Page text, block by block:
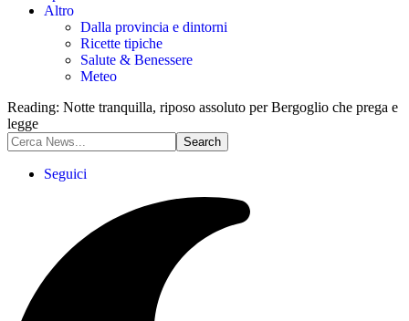
Altro
Dalla provincia e dintorni
Ricette tipiche
Salute & Benessere
Meteo
Reading: Notte tranquilla, riposo assoluto per Bergoglio che prega e
legge
Seguici